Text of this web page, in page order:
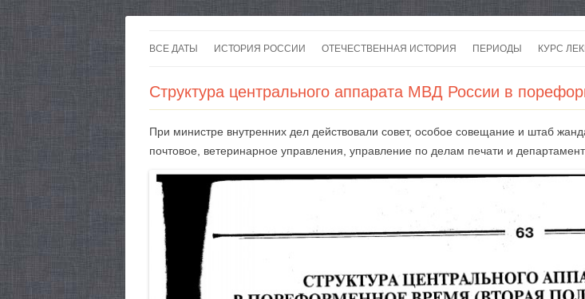
к
ВСЕ ДАТЫ ИСТОРИЯ РОССИИ ОТЕЧЕСТВЕННАЯ ИСТОРИЯ ПЕРИОДЫ КУРС
Структура центрального аппарата МВД России в
При министре внутренних дел действовали совет, особое совещание и штаб
почтовое, ветеринарное управления, управление по делам печати и